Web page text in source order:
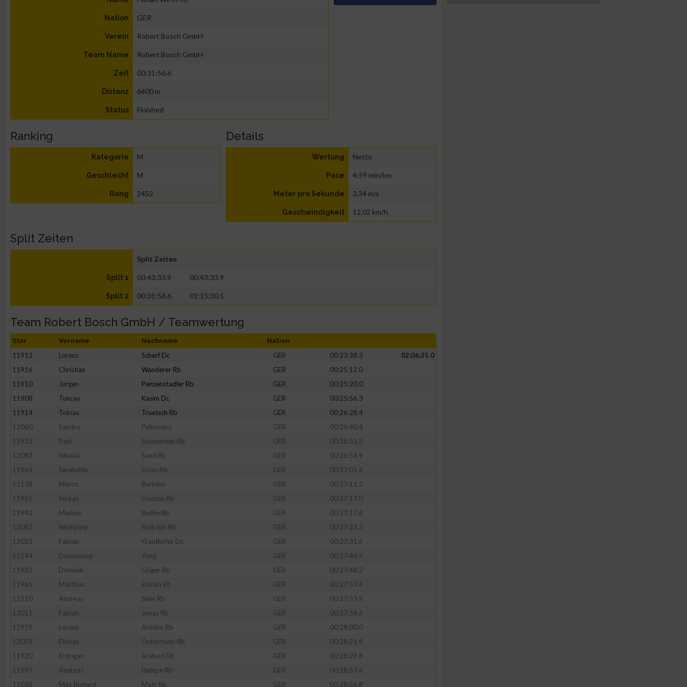
Nation GER
Verein Robert Bosch GmbH
Team Name Robert Bosch GmbH
Zeit 00:31:56.6
Distanz 6400 m
Status Finished
Ranking
Kategorie M
Geschlecht M
Rang 2452
Details
Wertung Netto
Pace 4:59 min/km
Meter pro Sekunde 3,34 m/s
Geschwindigkeit 12,02 km/h
Split Zeiten
Split Zeiten
Split 1 00:43:33.9 00:43:33.9
Split 2 00:31:56.6 01:15:30.5
Team Robert Bosch GmbH / Teamwertung
Stnr Vorname Nachname Nation
11912 Lorenz Scherf Dc GER 00:23:38.3
02:06:35.0
11916
Christian Wanderer Rb GER
00:25:12.0
11910
Jürgen Penzenstadler Rb GER
00:25:20.0
11908
Tuncay Kasim Dc GER
00:25:56.3
11914
Tobias Truetsch Rb GER
00:26:28.4
12060
Sandro Palmisano GER
00:26:40.4
11913
Paul Scheuerlein Rb GER
00:26:51.3
12083
Nikolas Sand Rb GER
00:26:54.9
11964
Serafettin Ercan Rb GER
00:27:01.4
52138
Marco Barbieri GER
00:27:11.3
11965
Serkan Ersezen Rb GER
00:27:17.0
11942
Markus Bothe Rb GER
00:27:17.8
12081
Wolfgang Rudolph Rb GER
00:27:23.3
12025
Fabian Krauthöfer Dc GER
00:27:31.6
52144
Doowoong Yang GER
00:27:44.4
11983
Dominik Griger Rb GER
00:27:48.2
11961
Matthias Emrich Rb GER
00:27:53.4
12110
Andreas Stier Rb GER
00:27:53.9
12011
Fabian Jonas Rb GER
00:27:59.6
11919
Lorenz Anselm Rb GER
00:28:00.0
12059
Florian Ostermann Rb GER
00:28:21.4
11920
Erdogan Arabaci Rb GER
00:28:29.8
11995
Andreas Hampe Rb GER
00:28:53.4
12038
Max Richard Matz Rb GER
00:28:56.8